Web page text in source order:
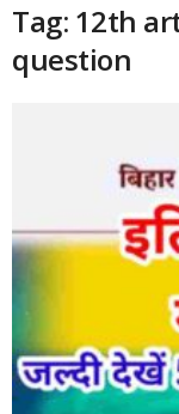
Tag: 12th
question